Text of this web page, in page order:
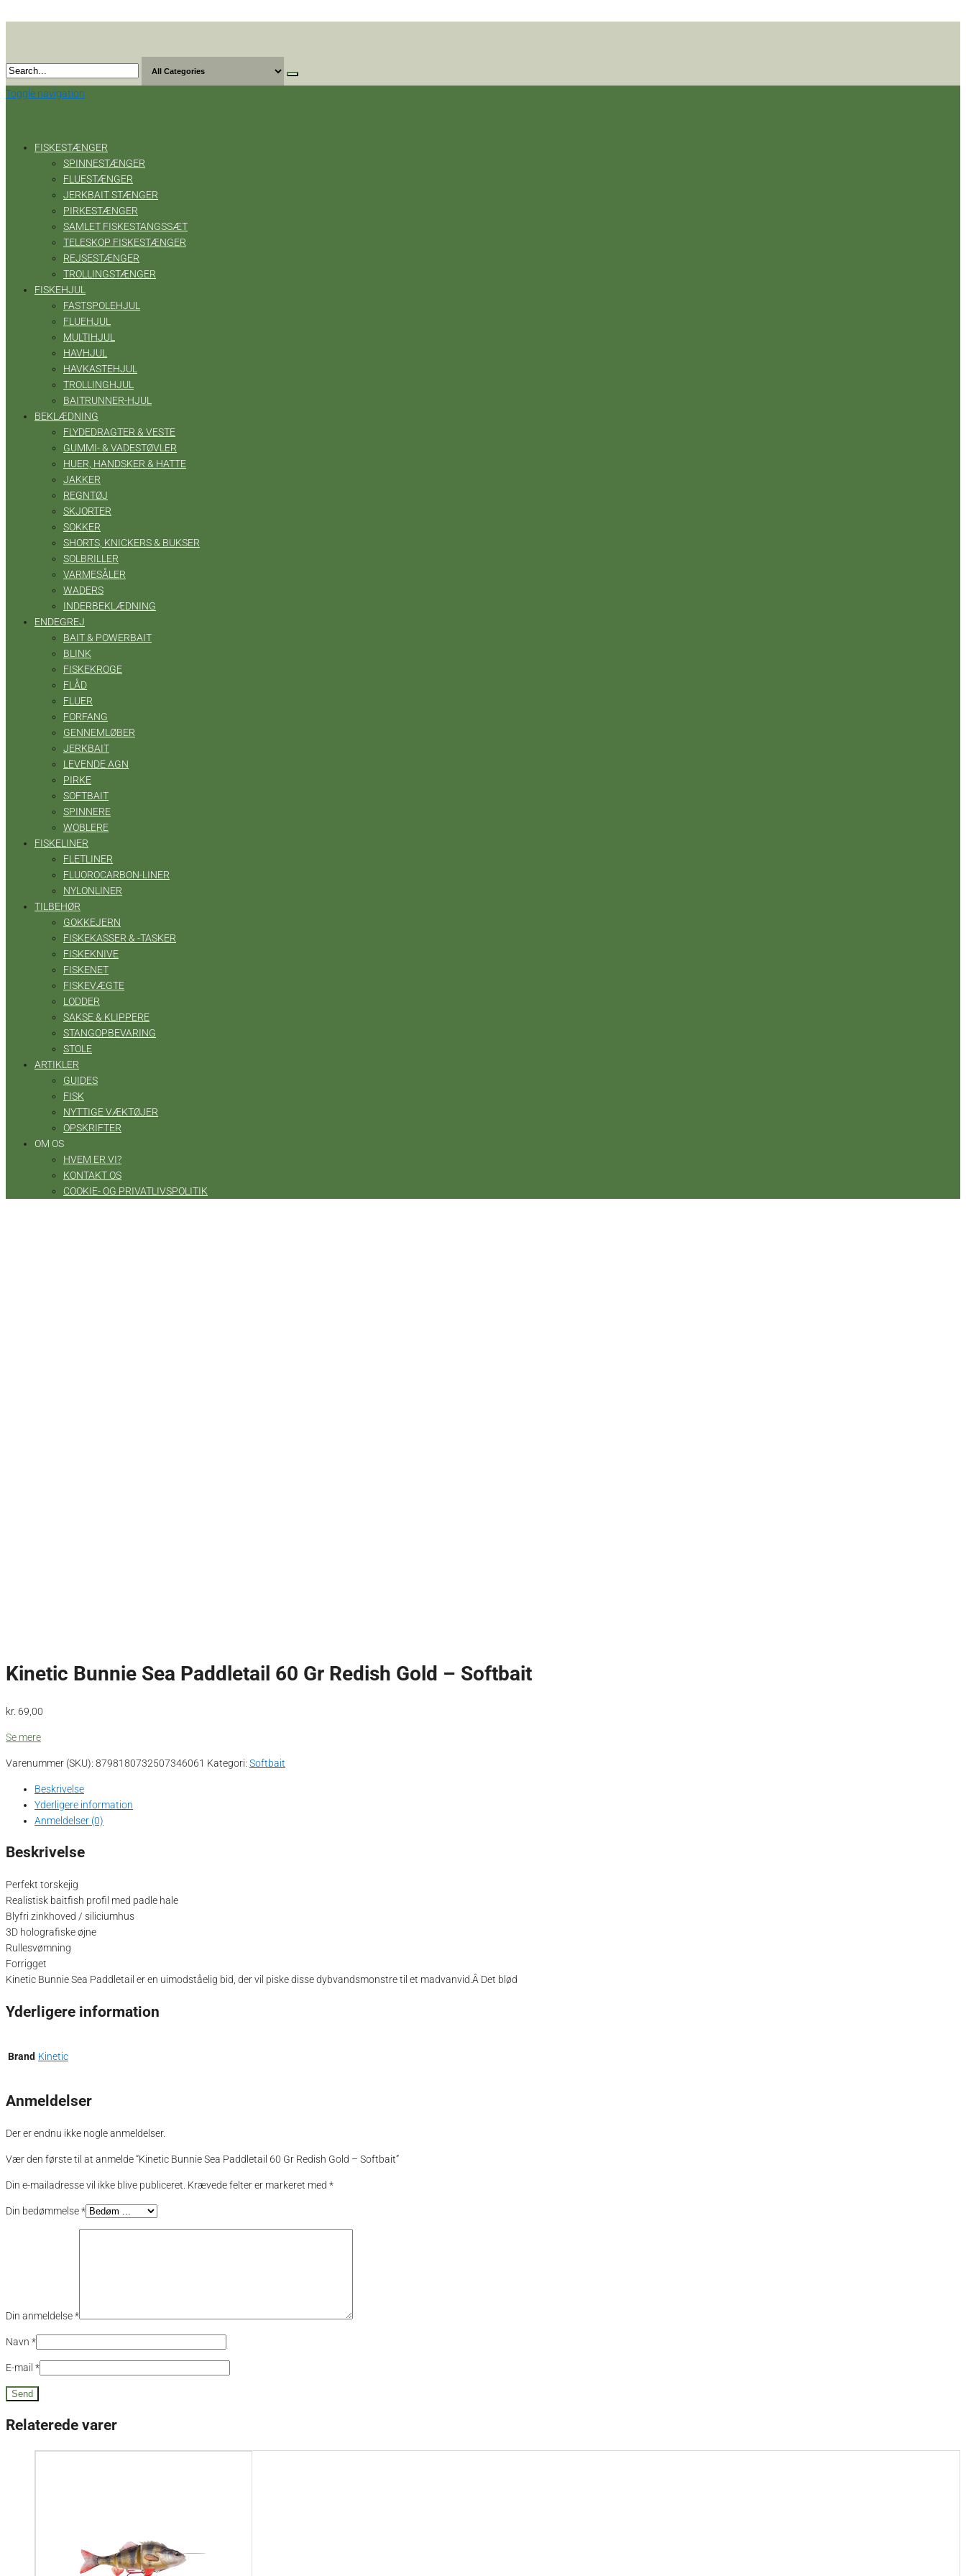
content
Toggle navigation
FISKESTÆNGER
SPINNESTÆNGER
FLUESTÆNGER
JERKBAIT STÆNGER
PIRKESTÆNGER
SAMLET FISKESTANGSSÆT
TELESKOP FISKESTÆNGER
REJSESTÆNGER
TROLLINGSTÆNGER
FISKEHJUL
FASTSPOLEHJUL
FLUEHJUL
MULTIHJUL
HAVHJUL
HAVKASTEHJUL
TROLLINGHJUL
BAITRUNNER-HJUL
BEKLÆDNING
FLYDEDRAGTER & VESTE
GUMMI- & VADESTØVLER
HUER, HANDSKER & HATTE
JAKKER
REGNTØJ
SKJORTER
SOKKER
SHORTS, KNICKERS & BUKSER
SOLBRILLER
VARMESÅLER
WADERS
INDERBEKLÆDNING
ENDEGREJ
BAIT & POWERBAIT
BLINK
FISKEKROGE
FLÅD
FLUER
FORFANG
GENNEMLØBER
JERKBAIT
LEVENDE AGN
PIRKE
SOFTBAIT
SPINNERE
WOBLERE
FISKELINER
FLETLINER
FLUOROCARBON-LINER
NYLONLINER
TILBEHØR
GOKKEJERN
FISKEKASSER & -TASKER
FISKEKNIVE
FISKENET
FISKEVÆGTE
LODDER
SAKSE & KLIPPERE
STANGOPBEVARING
STOLE
ARTIKLER
GUIDES
FISK
NYTTIGE VÆKTØJER
OPSKRIFTER
OM OS
HVEM ER VI?
KONTAKT OS
COOKIE- OG PRIVATLIVSPOLITIK
Kinetic Bunnie Sea Paddletail 60 Gr Redish Gold – Softbait
kr. 69,00
Se mere
Varenummer (SKU): 8798180732507346061 Kategori: Softbait
Beskrivelse
Yderligere information
Anmeldelser (0)
Beskrivelse
Perfekt torskejig
Realistisk baitfish profil med padle hale
Blyfri zinkhoved / siliciumhus
3D holografiske øjne
Rullesvømning
Forrigget
Kinetic Bunnie Sea Paddletail er en uimodståelig bid, der vil piske disse dybvandsmonstre til et madvanvid.Â Det blød
Yderligere information
Brand Kinetic
Anmeldelser
Der er endnu ikke nogle anmeldelser.
Vær den første til at anmelde “Kinetic Bunnie Sea Paddletail 60 Gr Redish Gold – Softbait”
Din e-mailadresse vil ikke blive publiceret. Krævede felter er markeret med *
Din bedømmelse*
Din anmeldelse*
Navn *
E-mail *
Relaterede varer